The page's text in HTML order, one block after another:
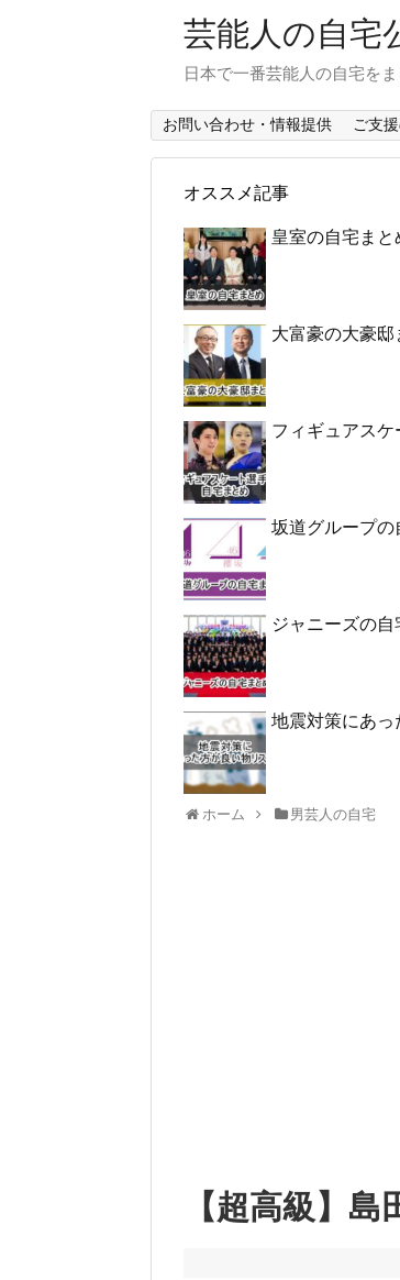
芸能人の自宅
日本で一番芸能人の自宅を
お問い合わせ・情報提供 ご支
オススメ記事
皇室の自宅まと
大富豪の大豪邸
フィギュアスケ
坂道グループの
ジャニーズの自
地震対策にあっ
ホーム 男芸人の自宅
【超高級】